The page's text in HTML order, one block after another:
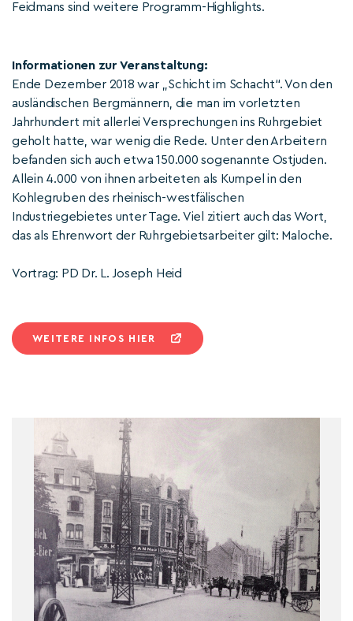
Feidmans sind weitere Programm-Highlights.
Informationen zur Veranstaltung:
Ende Dezember 2018 war „Schicht im Schacht“. Von den
ausländischen Bergmännern, die man im vorletzten
Jahrhundert mit allerlei Versprechungen ins Ruhrgebiet
geholt hatte, war wenig die Rede. Unter den Arbeitern
befanden sich auch etwa 150.000 sogenannte Ostjuden.
Allein 4.000 von ihnen arbeiteten als Kumpel in den
Kohlegruben des rheinisch-westfälischen
Industriegebietes unter Tage. Viel zitiert auch das Wort,
das als Ehrenwort der Ruhrgebietsarbeiter gilt: Maloche.
Vortrag: PD Dr. L. Joseph Heid
WEITERE INFOS HIER